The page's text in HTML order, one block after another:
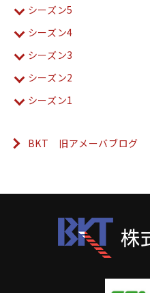
シーズン5
シーズン4
シーズン3
シーズン2
シーズン1
BKT 旧アメーバブログ